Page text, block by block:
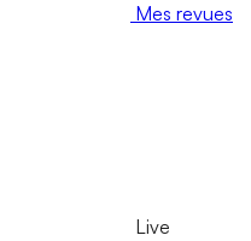
Mes revues
Live